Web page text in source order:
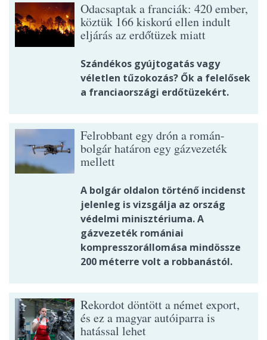
Odacsaptak a franciák: 420 ember,
köztük 166 kiskorú ellen indult
eljárás az erdőtüzek miatt
Szándékos gyújtogatás vagy
véletlen tűzokozás? Ők a felelősek
a franciaországi erdőtüzekért.
Felrobbant egy drón a román-
bolgár határon egy gázvezeték
mellett
A bolgár oldalon történő incidenst
jelenleg is vizsgálja az ország
védelmi minisztériuma. A
gázvezeték romániai
kompresszorállomása mindössze
200 méterre volt a robbanástól.
Rekordot döntött a német export,
és ez a magyar autóiparra is
hatással lehet